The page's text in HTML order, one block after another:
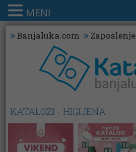
Banjaluka.com Zaposlenje
KATALOZI - HIGIJENA
MENI